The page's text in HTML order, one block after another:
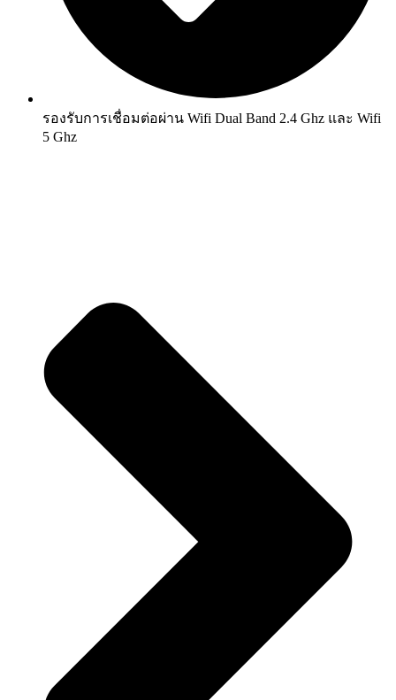
รองรับการเชื่อมต่อผ่าน Wifi Dual Band 2.4 Ghz และ Wifi
5 Ghz